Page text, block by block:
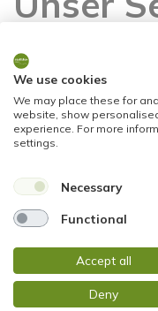
Wir helfen
nach der
Sie kompetent und
um die Finanzierung
We use cookies
We may place these for
website, show
experience. For more
settings.
Necessary
Functional
Accept all
Deny